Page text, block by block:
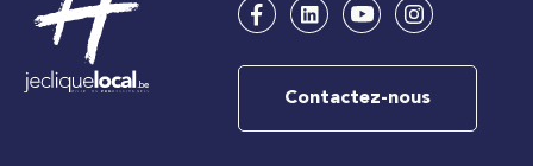
Contactez-nous